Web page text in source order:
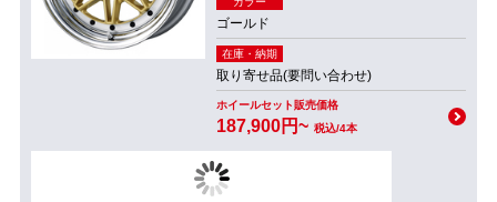
ゴールド
在庫・納期
取り寄せ品(要問い合わせ)
ホイールセット販売価格
187,900円~ 税込/4本